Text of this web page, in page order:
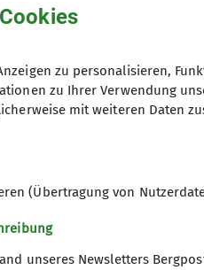
zu personalisieren,
zu Ihrer Verwendung
mit weiteren Daten
(Übertragung von
unseres Newsletters